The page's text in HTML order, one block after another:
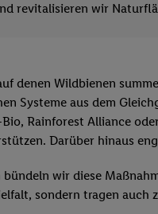
revitalisieren wir
denen Wildbienen
Systeme aus dem
Rainforest Alliance
Darüber hinaus
wir diese
sondern tragen auch